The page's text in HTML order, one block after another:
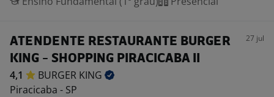
ATENDENTE RESTAURANTE BURGER
KING - SHOPPING PIRACICABA II
27 jul
4,1 BURGER KING
Piracicaba - SP